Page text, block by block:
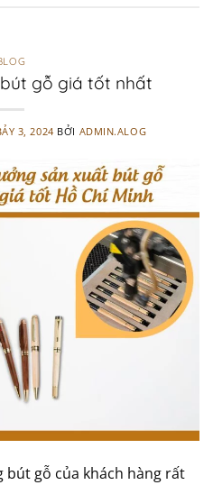
gỗ giá tốt nhất
3, 2024 BỞI ADMIN.ALOG
bút gỗ của khách hàng rất